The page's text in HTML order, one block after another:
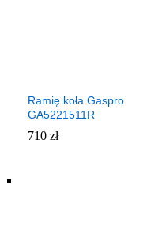
Ramię koła Gaspro
GA5221511R
710 zł